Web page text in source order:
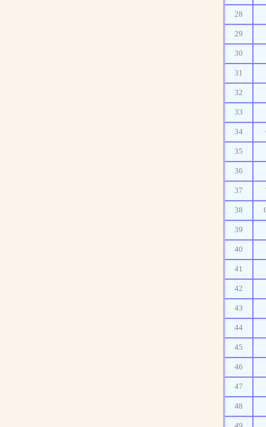
28
29
30
31
32
33
34
35
36
37
38
39
40
41
42
43
44
45
46
47
48